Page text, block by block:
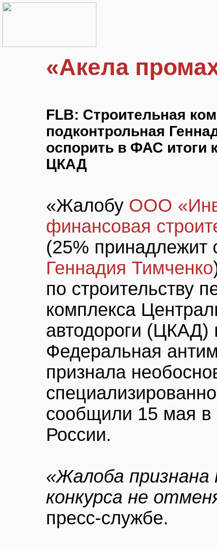
«Акела
FLB: Строительная
подконтрольная
оспорить в ФАС итоги
ЦКАД
«Жалобу ООО
финансовая
(25% принадлежит
Геннадия Тимченко
по строительству
комплекса
автодороги (ЦКАД)
Федеральная
признала
сообщили 15 мая
России.
«Жалоба признана
конкурса не
пресс-службе.